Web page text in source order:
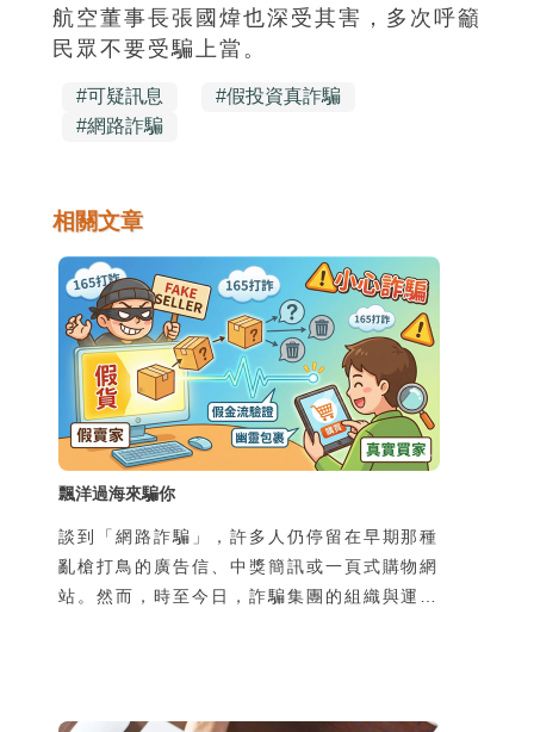
航空董事長張國煒也深受其害，多次呼籲
民眾不要受騙上當。
#可疑訊息 #假投資真詐騙
#網路詐騙
相關文章
飄洋過海來騙你
談到「網路詐騙」，許多人仍停留在早期那種
亂槍打鳥的廣告信、中獎簡訊或一頁式購物網
站。然而，時至今日，詐騙集團的組織與運作